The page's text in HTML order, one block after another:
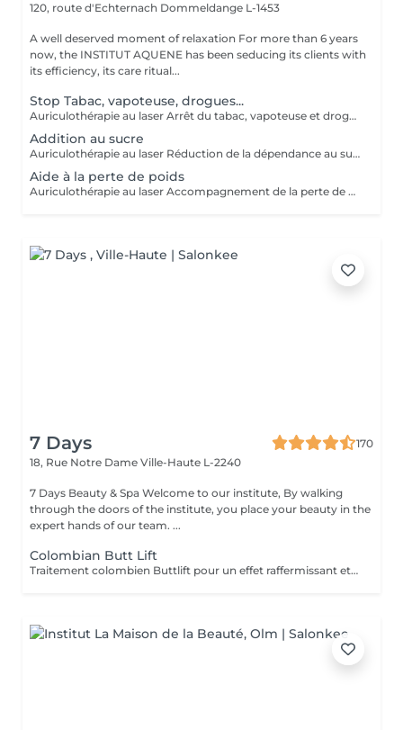
120, route d'Echternach Dommeldange L-1453
A well deserved moment of relaxation For more than 6 years
now, the INSTITUT AQUENE has been seducing its clients with
its efficiency, its care ritual...
Stop Tabac, vapoteuse, drogues...
Auriculothérapie au laser Arrêt du tabac, vapoteuse et drogues L'auriculothérapie au laser est une méthode douce et non invasive qui utilise la stimulation de points précis de l'oreille pour aider à réduire les dépendances. Cette technique agit sur les zones réflexes liées au stress, au manque et au système de récompense, afin d'accompagner l'organisme dans le processus de sevrage. Le laser utilisé est indolore et sans aiguilles. La séance consiste à stimuler plusieurs points auriculaires spécifiques afin d'aider à : - diminuer l'envie de fumer ou de vapoter - réduire les symptômes de manque - apaiser le stress et l'irritabilité liés au sevrage - soutenir la motivation dans l'arrêt des substances Cette méthode peut être utilisée pour accompagner l'arrêt : - du tabac - de la vapoteuse (e-cigarette) - de certaines dépendances aux substances
Addition au sucre
Auriculothérapie au laser Réduction de la dépendance au sucre L'auriculothérapie au laser est une méthode douce et non invasive qui consiste à stimuler des points précis de l'oreille afin d'aider à réguler certaines compulsions alimentaires, notamment l'attirance excessive pour le sucre. Cette technique agit sur les zones réflexes liées aux envies, au stress et au système de récompense, souvent impliqués dans les envies de sucre et les grignotages. La stimulation est réalisée à l'aide d'un laser doux, sans aiguilles et totalement indolore. La séance vise à aider à : - diminuer les envies de sucre - réduire les grignotages et compulsions sucrées - réguler l'appétit - mieux gérer le stress et les envies émotionnelles - retrouver un rapport plus équilibré à l'alimentation
Aide à la perte de poids
Auriculothérapie au laser Accompagnement de la perte de poids L'auriculothérapie au laser est une méthode douce et non invasive qui consiste à stimuler des points spécifiques de l'oreille afin d'aider à réguler l'appétit et les comportements alimentaires. Cette technique agit sur les zones réflexes liées à la faim, à la satiété, au stress et aux compulsions alimentaires. Elle peut ainsi accompagner une démarche de perte de poids en aidant à mieux contrôler les envies de manger et les grignotages. La stimulation est réalisée à l'aide d'un laser doux, indolore et sans aiguilles. La séance vise à aider à : - diminuer l'appétit excessif - réduire les grignotages et compulsions alimentaires - limiter les envies de sucre - améliorer la sensation de satiété - mieux gérer le stress et l'alimentation émotionnelle
7 Days
170
18, Rue Notre Dame Ville-Haute L-2240
7 Days Beauty & Spa Welcome to our institute, By walking
through the doors of the institute, you place your beauty in the
expert hands of our team. ...
Colombian Butt Lift
Traitement colombien Buttlift pour un effet raffermissant et volumateur immédiat, donnant un effet ballon à lés fasses. Traitement comprenant massage, aspiration vacuum et massage post-traitement. Avec la possibilité de combiner des crèmes pour un effet plus durable.